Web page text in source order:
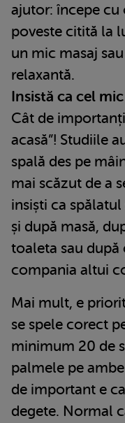
ajutor: începe cu
poveste citită la
un mic masaj
relaxantă.
Insistă ca cel
Cât de
acasă”! Studiile
spală des pe
mai scăzut de a
insiști ca
și după masă,
toaleta sau după
compania altui
Mai mult, e
se spele corect
minimum 20 de
palmele pe
de important e
degete. Normal